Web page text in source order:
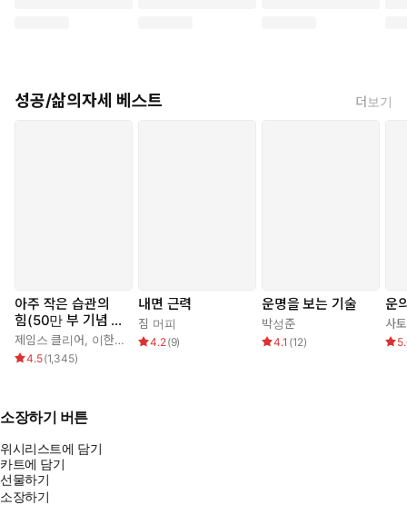
성공/삶의자세 베스트 더보기
아주 작은 습관의
힘(50만 부 기념 스
페셜 에디션)
제임스 클리어, 이한이
4.5(1,345)
내면 근력
짐 머피
4.2(9)
운명을 보는 기술
박성준
4.1 (12)
운
사
소장하기 버튼
위시리스트에 담기
카트에 담기
선물하기
소장하기